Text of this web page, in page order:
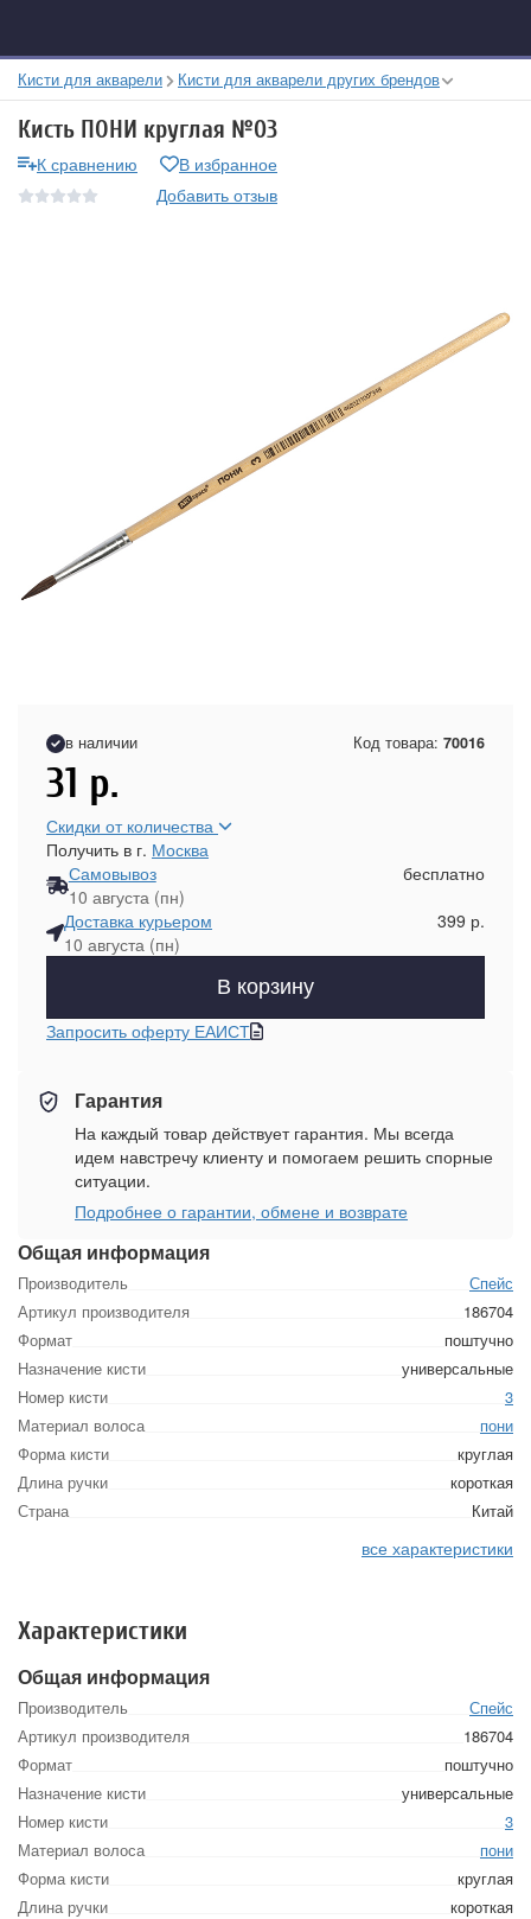
Кисти для акварели Кисти для акварели других брендов
Кисть ПОНИ круглая №03
К сравнению
В избранное
Добавить отзыв
Общая информация
Производитель
Спейс
Артикул производителя
186704
Формат
поштучно
Назначение кисти
универсальные
Номер кисти
3
Материал волоса
пони
Форма кисти
круглая
Длина ручки
короткая
Страна
Китай
все характеристики
в наличии Код товара: 70016
31 р.
Скидки от количества
Получить в г. Москва
Самовывоз
10 августа (пн)
бесплатно
Доставка курьером
10 августа (пн)
399 р.
В корзину
Запросить оферту ЕАИСТ
Гарантия
На каждый товар действует гарантия. Мы всегда
идем навстречу клиенту и помогаем решить спорные
ситуации.
Подробнее о гарантии, обмене и возврате
Характеристики
Общая информация
Производитель
Спейс
Артикул производителя
186704
Формат
поштучно
Назначение кисти
универсальные
Номер кисти
3
Материал волоса
пони
Форма кисти
круглая
Длина ручки
короткая